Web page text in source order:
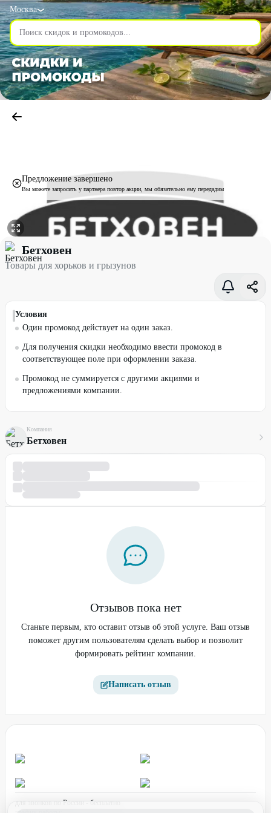
Москва
Предложение завершено
Вы можете запросить у партнера повтор акции, мы обязательно ему передадим
Товары для хорьков и грызунов со скидкой до 70% - Бетховен
Бетховен
Товары для хорьков и грызунов
Условия
Один промокод действует на один заказ.
Для получения скидки необходимо ввести промокод в
соответствующее поле при оформлении заказа.
Промокод не суммируется с другими акциями и
предложениями компании.
Компания
Бетховен
Отзывов пока нет
Станьте первым, кто оставит отзыв об этой услуге. Ваш отзыв
поможет другим пользователям сделать выбор и позволит
формировать рейтинг компании.
Написать отзыв
для звонков по России - бесплатно